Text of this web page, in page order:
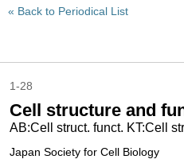
Back to Periodical List
1-28
Cell structure and
AB:Cell struct. funct. KT:Cell
Japan Society for Cell Biology